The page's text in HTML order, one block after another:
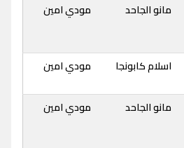
مانو الجاحد مودي امين
اسلام كابونجا مودي امين
مانو الجاحد مودي امين